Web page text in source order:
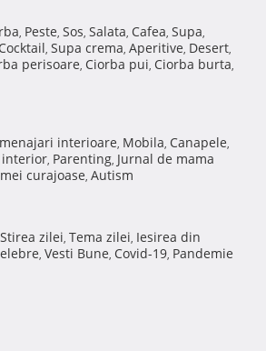
, Peste, Sos, Salata, Cafea, Supa,
Cocktail, Supa crema, Aperitive, Desert,
perisoare, Ciorba pui, Ciorba burta,
interioare, Mobila, Canapele,
interior, Parenting, Jurnal de mama
curajoase, Autism
Stirea zilei, Tema zilei, Iesirea din
, Vesti Bune, Covid-19, Pandemie